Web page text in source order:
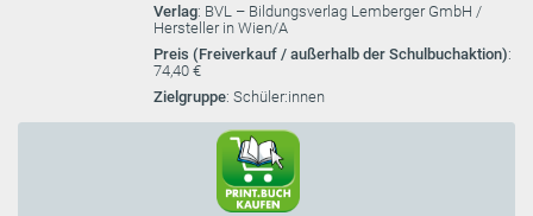
Verlag: BVL – Bildungsverlag Lemberger GmbH /
Hersteller in Wien/A
Preis (Freiverkauf / außerhalb der Schulbuchaktion):
74,40 €
Zielgruppe: Schüler:innen